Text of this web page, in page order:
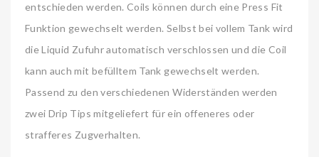
entschieden werden. Coils können durch eine Press Fit
Funktion gewechselt werden. Selbst bei vollem Tank wird
die Liquid Zufuhr automatisch verschlossen und die Coil
kann auch mit befülltem Tank gewechselt werden.
Passend zu den verschiedenen Widerständen werden
zwei Drip Tips mitgeliefert für ein offeneres oder
strafferes Zugverhalten.